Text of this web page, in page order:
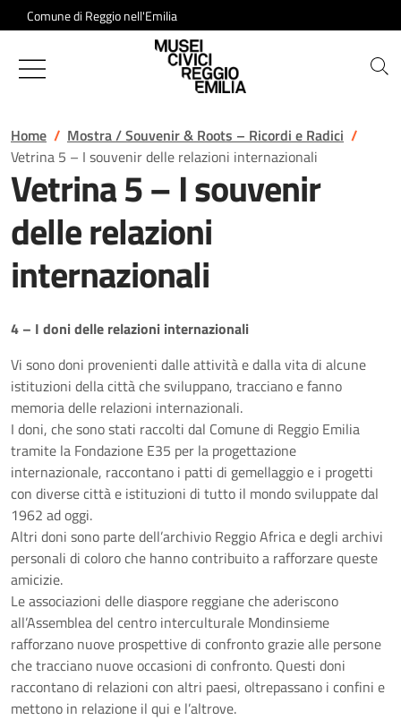
Salta al contenuto
Comune di Reggio nell'Emilia
Musei Civici di Reggio Emilia
Home
Mostra / Souvenir & Roots – Ricordi e Radici
Vetrina 5 – I souvenir delle relazioni internazionali
Vetrina 5 – I souvenir
delle relazioni
internazionali
4 – I doni delle relazioni internazionali
Vi sono doni provenienti dalle attività e dalla vita di alcune
istituzioni della città che sviluppano, tracciano e fanno
memoria delle relazioni internazionali.
I doni, che sono stati raccolti dal Comune di Reggio Emilia
tramite la Fondazione E35 per la progettazione
internazionale, raccontano i patti di gemellaggio e i progetti
con diverse città e istituzioni di tutto il mondo sviluppate dal
1962 ad oggi.
Altri doni sono parte dell’archivio Reggio Africa e degli archivi
personali di coloro che hanno contribuito a rafforzare queste
amicizie.
Le associazioni delle diaspore reggiane che aderiscono
all’Assemblea del centro interculturale Mondinsieme
rafforzano nuove prospettive di confronto grazie alle persone
che tracciano nuove occasioni di confronto. Questi doni
raccontano di relazioni con altri paesi, oltrepassano i confini e
mettono in relazione il qui e l’altrove.